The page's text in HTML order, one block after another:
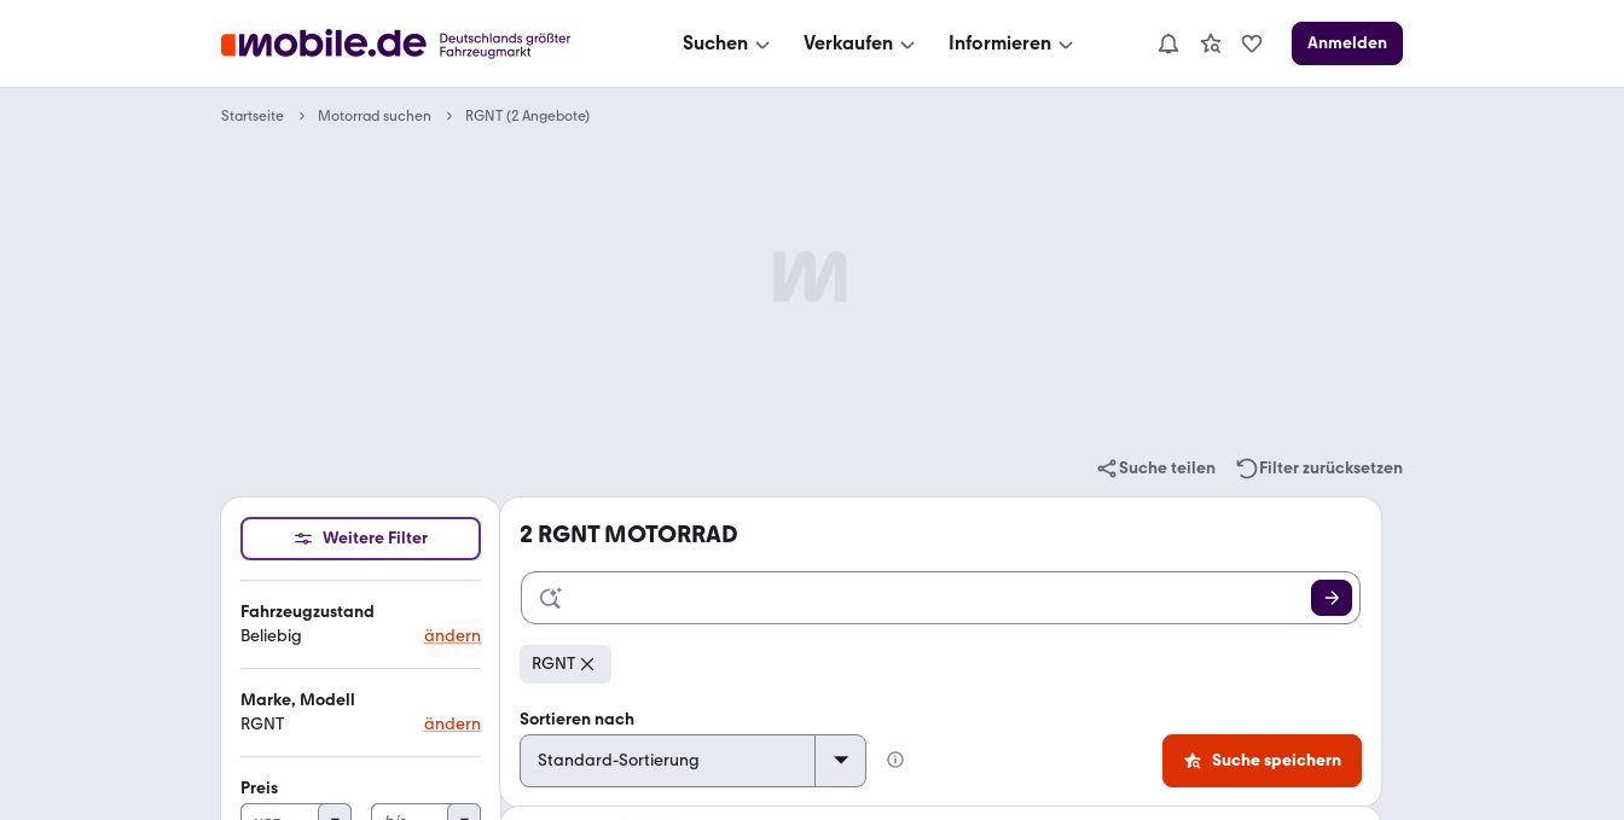
Suchen Verkaufen Informieren Anmelden
Startseite Motorrad suchen RGNT (2 Angebote)
Suche teilen Filter zurücksetzen
Weitere Filter
Fahrzeugzustand
Beliebig
ändern
Marke, Modell
RGNT
ändern
Preis
2 RGNT MOTORRAD
RGNT
Sortieren nach
Suche speichern